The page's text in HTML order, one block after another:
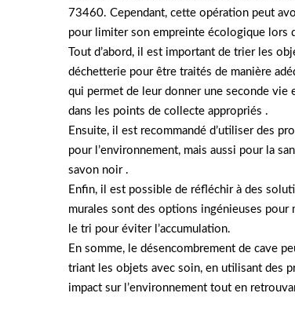
73460. Cependant, cette opération peut
pour limiter son empreinte écologique lors
Tout d’abord, il est important de trier les
déchetterie pour être traités de manière
qui permet de leur donner une seconde vie
dans les points de collecte appropriés .
Ensuite, il est recommandé d’utiliser des
pour l’environnement, mais aussi pour la
savon noir .
Enfin, il est possible de réfléchir à des
murales sont des options ingénieuses
le tri pour éviter l’accumulation.
En somme, le désencombrement de cave
triant les objets avec soin, en utilisant des
impact sur l’environnement tout en